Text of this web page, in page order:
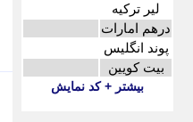
لیر ترکیه
درهم امارات
پوند انگلیس
بیت کویین
بیشتر + کد نمایش